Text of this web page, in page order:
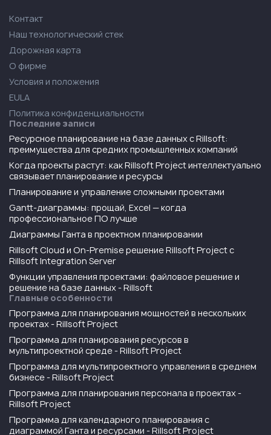
Контакт
Наш технологический стек
Дорожная карта
О фирме
Условия и положения
EULA
Политика конфиденциальности
Последние записи
Ресурсное планирование на базе данных с Rillsoft:
преимущества для средних промышленных компаний
Когда проекты растут: как Rillsoft Project интеллектуально
связывает планирование и ресурсы
Планирование и управление сложными проектами
Gantt-диаграммы: прощай, Excel — когда
профессиональное ПО лучше
Диаграммы Ганта в проектном планировании
Rillsoft Cloud и On-Premise решение Rillsoft Project с
Rillsoft Integration Server
Функции управления проектами: файловое решение и
решение на базе данных - Rillsoft
Главные особенности
Программа для планирования мощностей в нескольких
проектах - Rillsoft Project
Программа для планирования ресурсов в
мультипроектной среде - Rillsoft Project
Программа для мультипроектного управления в среднем
бизнесе - Rillsoft Project
Программа для планирования персонала в проектах -
Rillsoft Project
Программа для календарного планирования с
диаграммой Ганта и ресурсами - Rillsoft Project